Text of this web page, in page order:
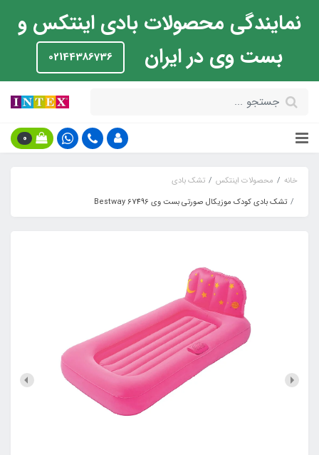
نمایندگی محصولات بادی اینتکس و
بست وی در ایران
02144386736
0
خانه محصولات اینتکس
تشک بادی
تشک بادی کودک موزیکال صورتی بست وی Bestway 67496